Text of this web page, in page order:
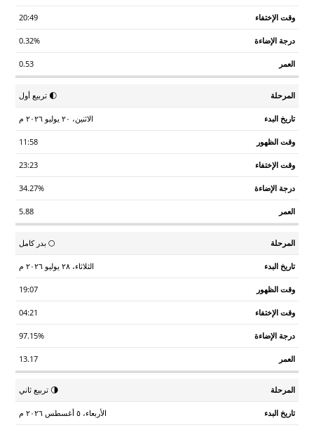
20:49
0.32%
0.53
🌓 تربيع أول
الاثنين، ٢٠ يوليو ٢٠٢٦ م
11:58
23:23
34.27%
5.88
🌕 بدر كامل
الثلاثاء، ٢٨ يوليو ٢٠٢٦ م
19:07
04:21
97.15%
13.17
🌗 تربيع ثاني
الأربعاء، ٥ أغسطس ٢٠٢٦ م